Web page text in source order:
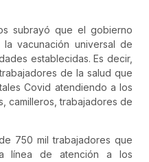
subrayó que el gobierno
vacunación universal de
establecidas. Es decir,
de la salud que
Covid atendiendo a los
camilleros, trabajadores de
750 mil trabajadores que
línea de atención a los